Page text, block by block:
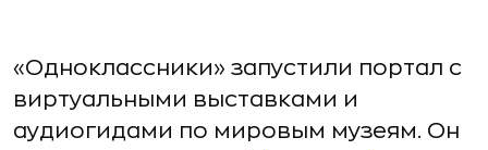
«Одноклассники» запустили портал с
виртуальными выставками и
аудиогидами по мировым музеям. Он